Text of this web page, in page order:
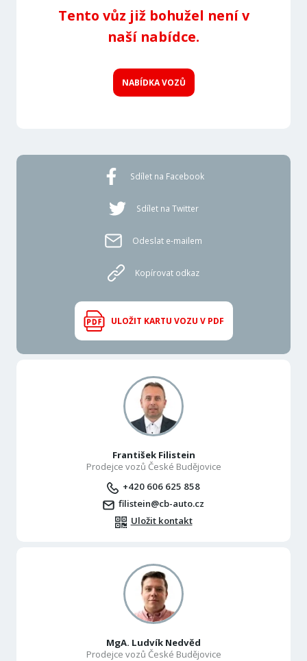
Tento vůz již bohužel není v
naší nabídce.
NABÍDKA VOZŮ
Sdílet na Facebook
Sdílet na Twitter
Odeslat e-mailem
Kopírovat odkaz
ULOŽIT KARTU VOZU V PDF
František Filistein
Prodejce vozů České Budějovice
+420 606 625 858
filistein@cb-auto.cz
Uložit kontakt
MgA. Ludvík Nedvěd
Prodejce vozů České Budějovice